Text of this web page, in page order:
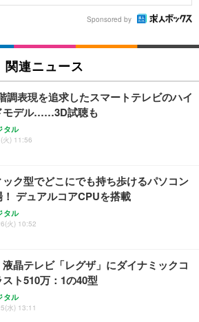
Sponsored by
関連ニュース
調表現を追求したスマートテレビのハイ
モデル……3D試聴も
タル
火) 11:56
ック型でどこにでも持ち歩けるパソコン
デュアルコアCPUを搭載
タル
火) 10:52
晶テレビ「レグザ」にダイナミックコ
ト510万：1の40型
タル
水) 13:11